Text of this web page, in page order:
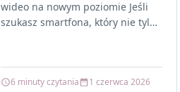
wideo na nowym poziomie Jeśli
szukasz smartfona, który nie tylko
6 minuty czytania 1 czerwca 2026